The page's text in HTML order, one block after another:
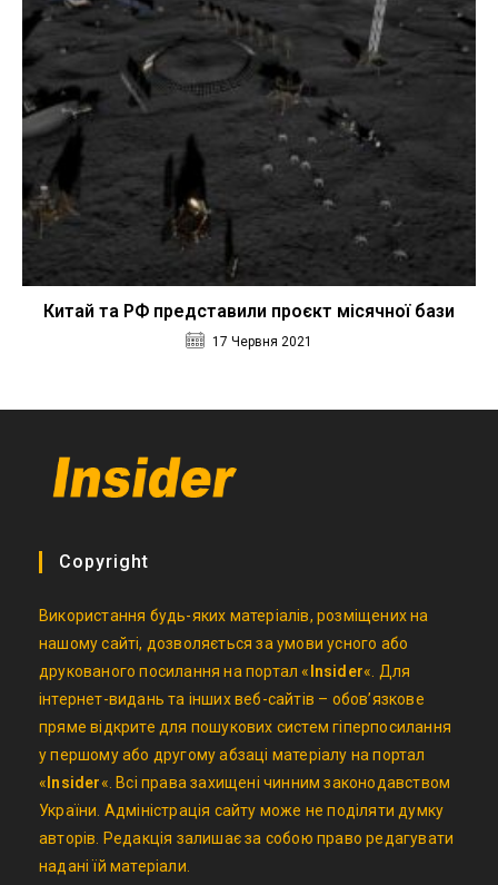
Китай та РФ представили проєкт місячної бази
17 Червня 2021
Copyright
Використання будь-яких матеріалів, розміщених на
нашому сайті, дозволяється за умови усного або
друкованого посилання на портал « Insider«. Для
інтернет-видань та інших веб-сайтів – обов’язкове
пряме відкрите для пошукових систем гіперпосилання
у першому або другому абзаці матеріалу на портал
« Insider«. Всі права захищені чинним законодавством
України. Адміністрація сайту може не поділяти думку
авторів. Редакція залишає за собою право редагувати
надані їй матеріали.